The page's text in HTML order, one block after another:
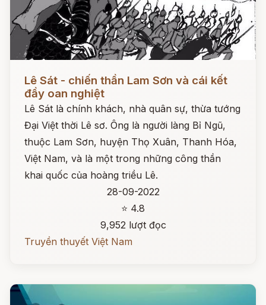
Lê Sát - chiến thần Lam Sơn và cái kết
đầy oan nghiệt
Lê Sát là chính khách, nhà quân sự, thừa tướng
Đại Việt thời Lê sơ. Ông là người làng Bỉ Ngũ,
thuộc Lam Sơn, huyện Thọ Xuân, Thanh Hóa,
Việt Nam, và là một trong những công thần
khai quốc của hoàng triều Lê.
28-09-2022
⭐ 4.8
9,952 lượt đọc
Truyền thuyết Việt Nam